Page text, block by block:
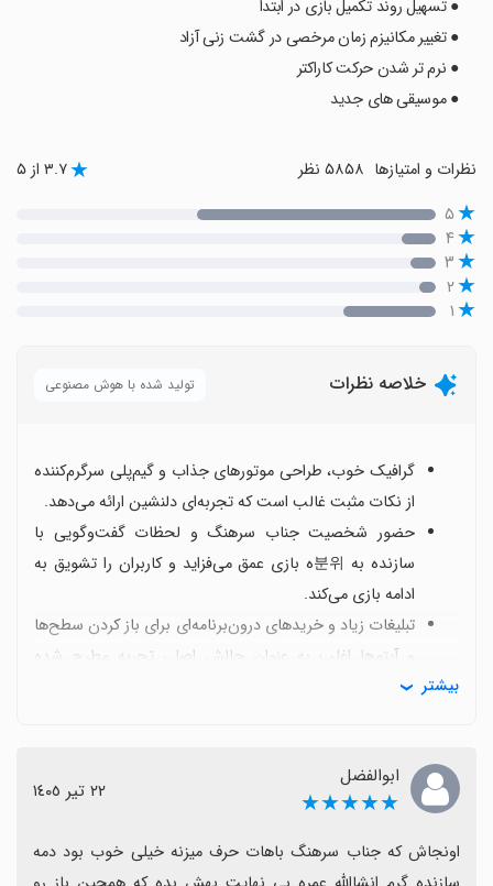
● تسهیل روند تکمیل بازی در ابتدا
● تغییر مکانیزم زمان مرخصی در گشت زنی آزاد
● نرم تر شدن حرکت کاراکتر
● موسیقی های جدید
نظرات و امتیازها ۳.۷ از ۵
۵
۴
۳
۲
۱
خلاصه نظرات تولید شده با هوش مصنوعی
گرافیک خوب، طراحی موتورهای جذاب و گیم‌پلی سرگرم‌کننده
از نکات مثبت غالب است که تجربه‌ای دلنشین ارائه می‌دهد.
حضور شخصیت جناب سرهنگ و لحظات گفت‌وگویی با
سازنده به 분위ه بازی عمق می‌فزاید و کاربران را تشویق به
ادامه بازی می‌کند.
تبلیغات زیاد و خریدهای درون‌برنامه‌ای برای باز کردن سطح‌ها
و آیتم‌ها اغلب به عنوان چالش اصلی تجربه مطرح شده
است.
محدود کند.
با وجود این محدودیت‌ها، بازی ارزش تجربه را دارد و بهبود
تبلیغات یا ارائه گزینه حذف تبلیغات می‌تواند تجربه بهتری
بسازد.
بیشتر
ابوالفضل
★★★★★ ٢٢ تیر ١٤٠٥